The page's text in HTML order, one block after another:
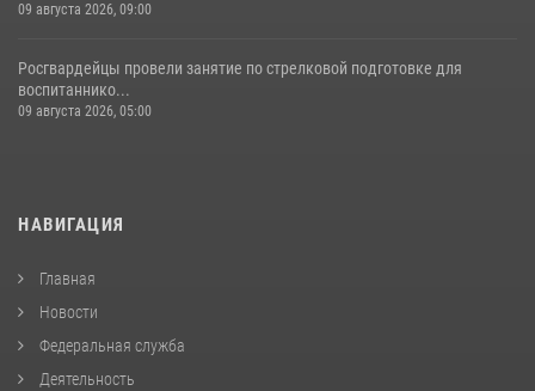
09 августа 2026, 09:00
Росгвардейцы провели занятие по стрелковой подготовке для
воспитаннико...
09 августа 2026, 05:00
НАВИГАЦИЯ
Главная
Новости
Федеральная служба
Деятельность